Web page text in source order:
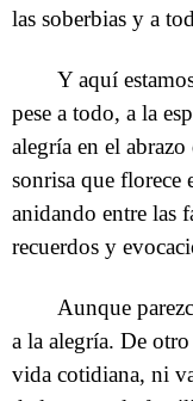
las soberbias y a
Y aquí
pese a todo, a la
alegría en el
sonrisa que florece
anidando entre las
recuerdos y
Aunque
a la alegría. De
vida cotidiana, ni